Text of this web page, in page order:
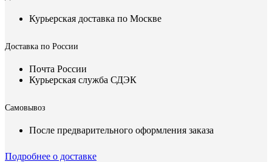
Курьерская доставка по Москве
Доставка по России
Почта России
Курьерская служба СДЭК
Самовывоз
После предварительного оформления заказа
Подробнее о доставке